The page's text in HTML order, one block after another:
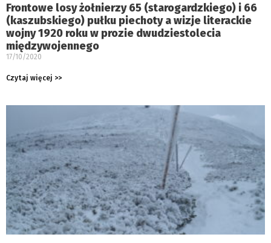
Frontowe losy żołnierzy 65 (starogardzkiego) i 66
(kaszubskiego) pułku piechoty a wizje literackie
wojny 1920 roku w prozie dwudziestolecia
międzywojennego
17/10/2020
Czytaj więcej >>